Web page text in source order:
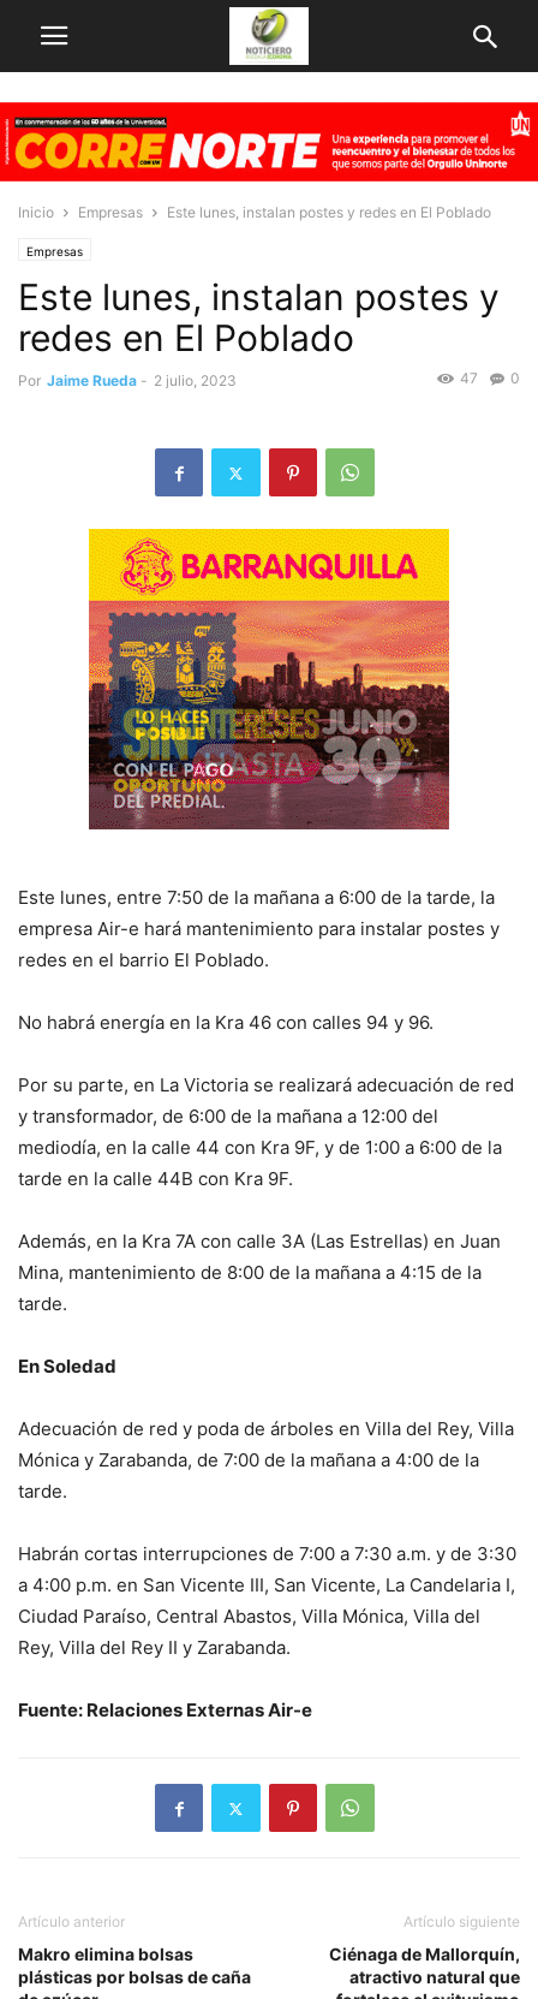
Inicio Empresas Este lunes, instalan postes y redes en El Poblado
Empresas
Este lunes, instalan postes y
redes en El Poblado
Por Jaime Rueda - 2 julio, 2023 0
47
Este lunes, entre 7:50 de la mañana a 6:00 de la tarde, la
empresa Air-e hará mantenimiento para instalar postes y
redes en el barrio El Poblado.
No habrá energía en la Kra 46 con calles 94 y 96.
Por su parte, en La Victoria se realizará adecuación de red
y transformador, de 6:00 de la mañana a 12:00 del
mediodía, en la calle 44 con Kra 9F, y de 1:00 a 6:00 de la
tarde en la calle 44B con Kra 9F.
Además, en la Kra 7A con calle 3A (Las Estrellas) en Juan
Mina, mantenimiento de 8:00 de la mañana a 4:15 de la
tarde.
En Soledad
Adecuación de red y poda de árboles en Villa del Rey, Villa
Mónica y Zarabanda, de 7:00 de la mañana a 4:00 de la
tarde.
Habrán cortas interrupciones de 7:00 a 7:30 a.m. y de 3:30
a 4:00 p.m. en San Vicente III, San Vicente, La Candelaria I,
Ciudad Paraíso, Central Abastos, Villa Mónica, Villa del
Rey, Villa del Rey II y Zarabanda.
Fuente: Relaciones Externas Air-e
Artículo anterior
Makro elimina bolsas
plásticas por bolsas de caña
Artículo siguiente
Ciénaga de Mallorquín,
atractivo natural que